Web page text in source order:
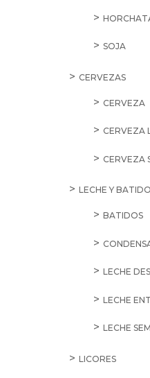
SOJA
CERVEZAS
CERVEZA
CERVEZA
CERVEZA
LECHE Y
BATIDOS
LECHE
LECHE
LECHE
LICORES